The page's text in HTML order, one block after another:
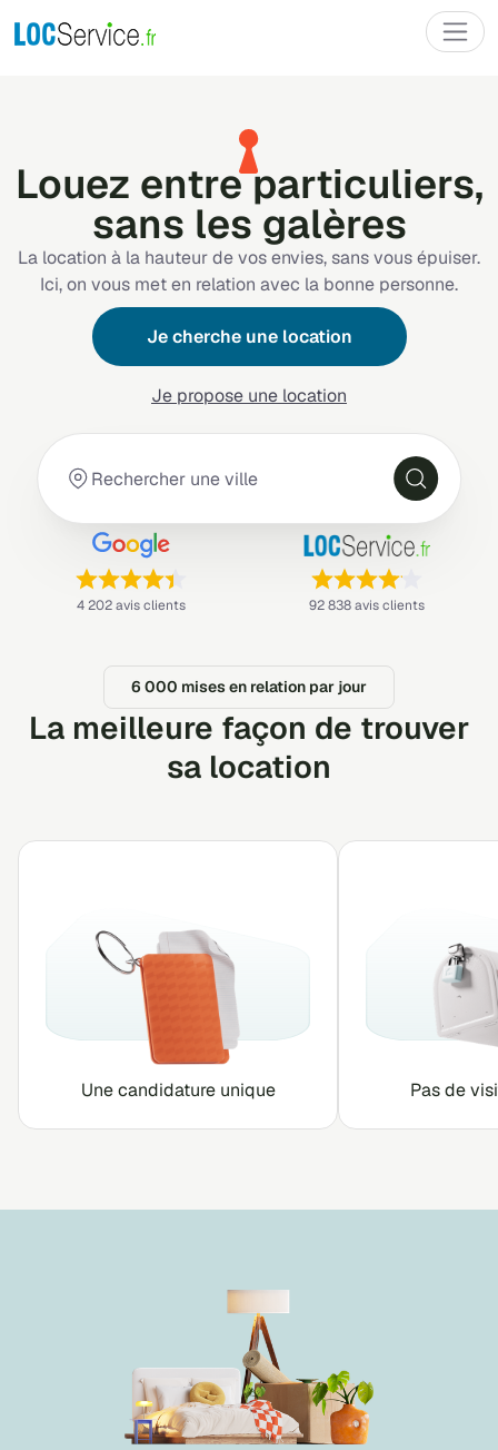
Louez entre particuliers,
sans les galères
La location à la hauteur de vos envies, sans vous épuiser.
Ici, on vous met en relation avec la bonne personne.
Je cherche une location
Je propose une location
Note : 4,4 sur 5 —
4 202 avis clients Note : 4,1 sur 5 —
92 838 avis clients
6 000 mises en relation par jour
La meilleure façon de trouver
sa location
Une candidature unique Pas de